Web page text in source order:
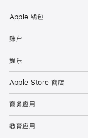
Apple 钱包
账户
娱乐
Apple Store 商店
商务应用
教育应用